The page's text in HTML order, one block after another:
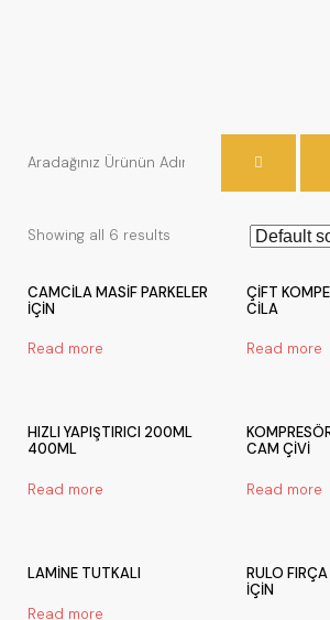
Showing all 6 results
CAMCİLA MASİF PARKELER
İÇİN
Read more
ÇİFT
CİLA
Read more
HIZLI YAPIŞTIRICI 200ML
400ML
Read more
CAM ÇİVİ
Read more
LAMİNE TUTKALI
Read more
RULO
İÇİN